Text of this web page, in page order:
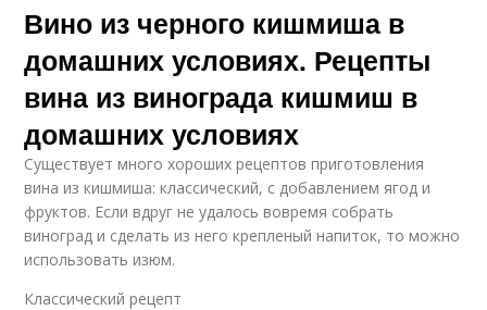
Вино из черного кишмиша в
домашних условиях. Рецепты
вина из винограда кишмиш в
домашних условиях
Существует много хороших рецептов приготовления
вина из кишмиша: классический, с добавлением ягод и
фруктов. Если вдруг не удалось вовремя собрать
виноград и сделать из него крепленый напиток, то можно
использовать изюм.
Классический рецепт